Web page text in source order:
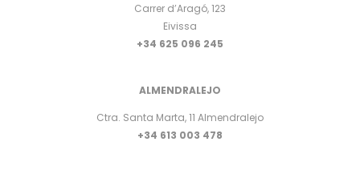
Carrer d’Aragó, 123
Eivissa
+34 625 096 245
ALMENDRALEJO
Ctra. Santa Marta, 11 Almendralejo
+34 613 003 478